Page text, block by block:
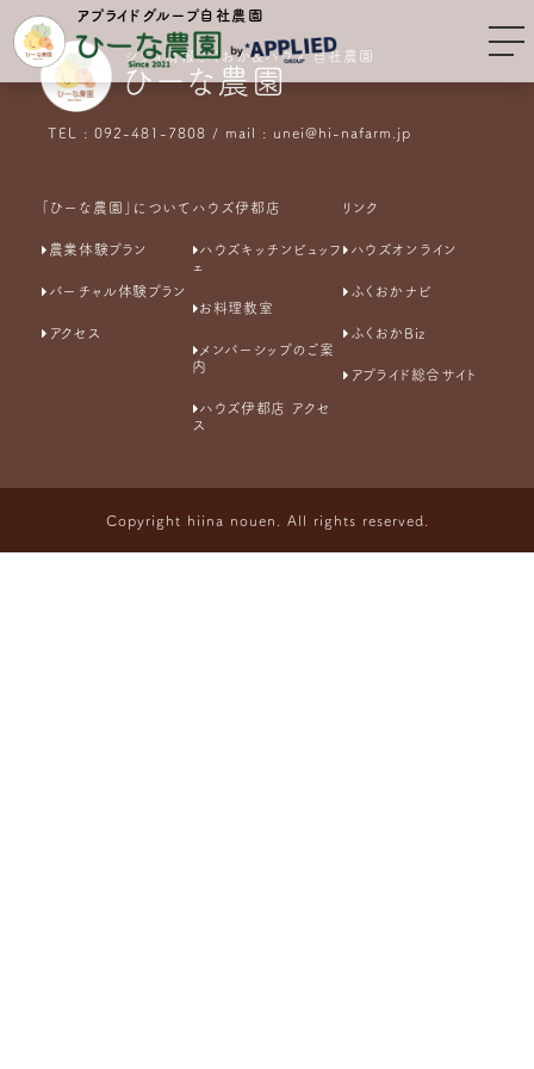
アプライドグループ自社農園
シティ情報ふくおか&ハウズ 自社農園
ひーな農園
TEL : 092-481-7808 / mail : unei@hi-nafarm.jp
「ひーな農園」について
農業体験プラン
バーチャル体験プラン
アクセス
ハウズ伊都店
ハウズキッチンビュッフ
ェ
お料理教室
メンバーシップのご案
内
ハウズ伊都店 アクセ
ス
リンク
ハウズオンライン
ふくおかナビ
ふくおかBiz
アプライド総合サイト
Copyright hiina nouen. All rights reserved.